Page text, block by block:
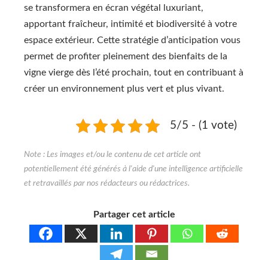
se transformera en écran végétal luxuriant,
apportant fraîcheur, intimité et biodiversité à votre
espace extérieur. Cette stratégie d’anticipation vous
permet de profiter pleinement des bienfaits de la
vigne vierge dès l’été prochain, tout en contribuant à
créer un environnement plus vert et plus vivant.
5/5 - (1 vote)
Partager cet article